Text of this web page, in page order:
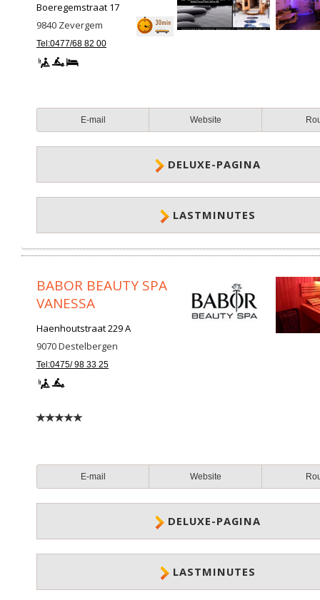
Boeregemstraat 17
9840 Zevergem
Tel:0477/68 82 00
E-mail Website
DELUXE-PAGINA
LASTMINUTES
BABOR BEAUTY SPA
VANESSA
Haenhoutstraat 229 A
9070Destelbergen
Tel:0475/ 98 33 25
E-mail Website
DELUXE-PAGINA
LASTMINUTES